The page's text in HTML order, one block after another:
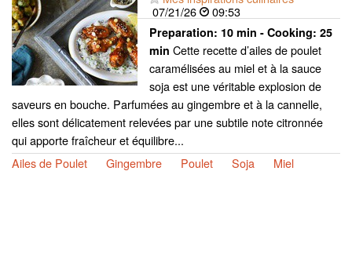
07/21/26
09:53
Preparation: 10 min - Cooking: 25
min Cette recette d’ailes de poulet
caramélisées au miel et à la sauce
soja est une véritable explosion de
saveurs en bouche. Parfumées au gingembre et à la cannelle,
elles sont délicatement relevées par une subtile note citronnée
qui apporte fraîcheur et équilibre...
Ailes de Poulet
Gingembre Poulet Soja Miel